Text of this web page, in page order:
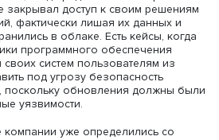
с одного программного
может быть связан также с
процессов внутри организаций, и
программах по направлению
мы регулярно обращаем
взаимосвязь. Такая перестройка
может занимать